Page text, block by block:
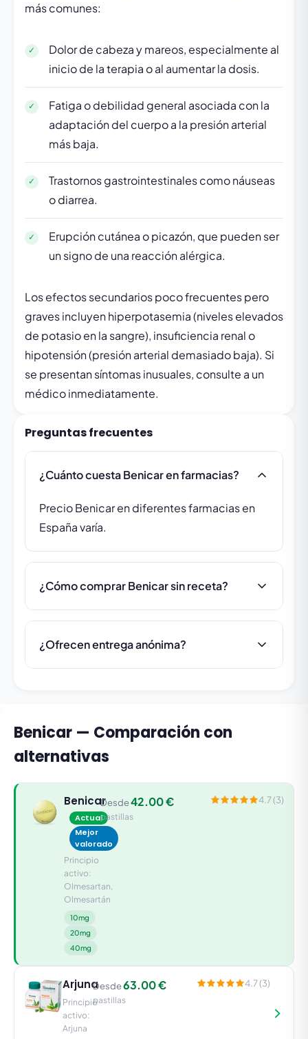
más comunes:
Dolor de cabeza y mareos, especialmente al
inicio de la terapia o al aumentar la dosis.
Fatiga o debilidad general asociada con la
adaptación del cuerpo a la presión arterial
más baja.
Trastornos gastrointestinales como náuseas
o diarrea.
Erupción cutánea o picazón, que pueden ser
un signo de una reacción alérgica.
Los efectos secundarios poco frecuentes pero
graves incluyen hiperpotasemia (niveles elevados
de potasio en la sangre), insuficiencia renal o
hipotensión (presión arterial demasiado baja). Si
se presentan síntomas inusuales, consulte a un
médico inmediatamente.
Preguntas frecuentes
¿Cuánto cuesta Benicar en farmacias?
Precio Benicar en diferentes farmacias en
España varía.
¿Cómo comprar Benicar sin receta?
¿Ofrecen entrega anónima?
Benicar — Comparación con
alternativas
Benicar
Actual
Mejor
valorado
Principio
activo:
Olmesartan,
Olmesartán
10mg
20mg
40mg
Desde42.00 €
pastillas
4.7 (3)
Arjuna
Principio
activo:
Arjuna
Desde63.00 €
pastillas
4.7 (3)